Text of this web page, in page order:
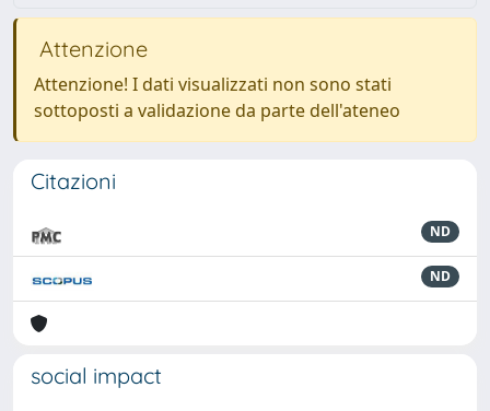
Attenzione
Attenzione! I dati visualizzati non sono stati
sottoposti a validazione da parte dell'ateneo
Citazioni
ND
ND
social impact